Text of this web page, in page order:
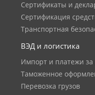
Сертификаты и
Сертификация
Транспортная
ВЭД и логистика
Импорт и платежи за
Таможенное
Перевозка грузов